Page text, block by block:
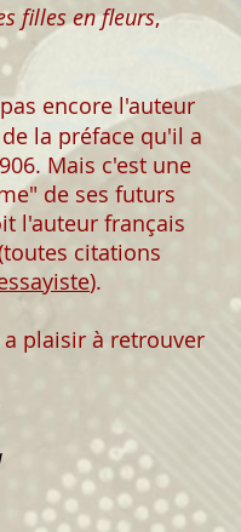
filles en fleurs,
encore l'auteur
la préface qu'il a
Mais c'est une
de ses futurs
l'auteur français
citations
).
plaisir à retrouver